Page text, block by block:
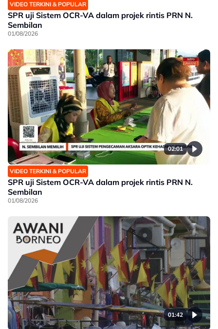
VIDEO TERKINI & POPULAR
SPR uji Sistem OCR-VA dalam projek rintis PRN N.
Sembilan
01/08/2026
02:01
VIDEO TERKINI & POPULAR
SPR uji Sistem OCR-VA dalam projek rintis PRN N.
Sembilan
01/08/2026
01:42